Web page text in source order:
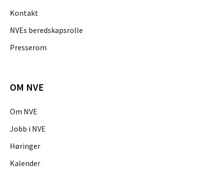
Kontakt
NVEs beredskapsrolle
Presserom
OM NVE
Om NVE
Jobb i NVE
Høringer
Kalender